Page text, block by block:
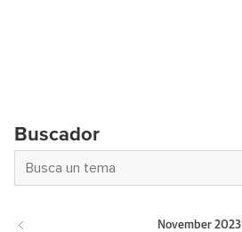
Buscador
November 2023